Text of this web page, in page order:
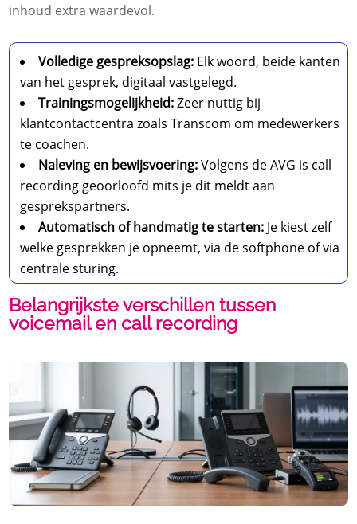
inhoud extra waardevol.
Volledige gespreksopslag: Elk woord, beide kanten
van het gesprek, digitaal vastgelegd.
Trainingsmogelijkheid:Zeer nuttig bij
klantcontactcentra zoals Transcom om medewerkers
te coachen.
Naleving en bewijsvoering:Volgens de AVG is call
recording geoorloofd mits je dit meldt aan
gesprekspartners.
Automatisch of handmatig te starten: Je kiest zelf
welke gesprekken je opneemt, via de softphone of via
centrale sturing.
Belangrijkste verschillen tussen
voicemail en call recording